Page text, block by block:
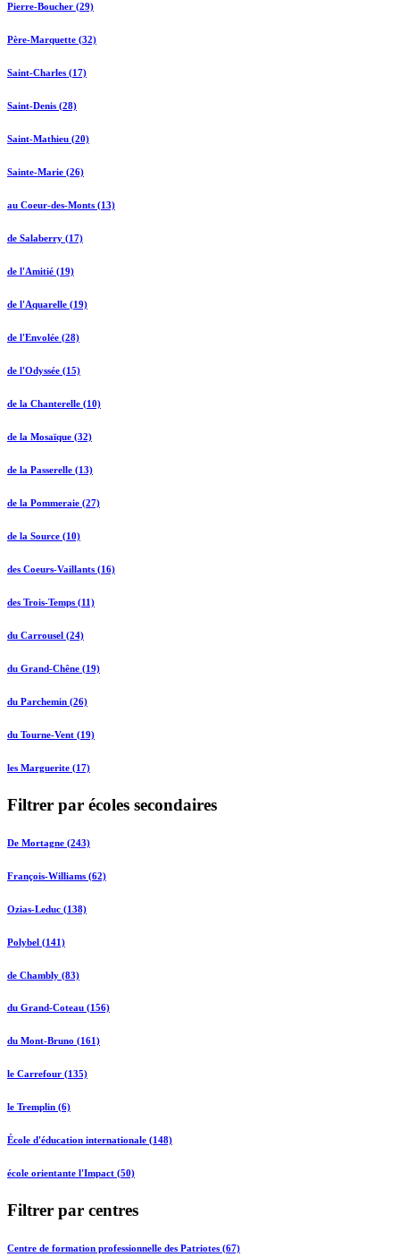
Pierre-Boucher (29)
Père-Marquette (32)
Saint-Charles (17)
Saint-Denis (28)
Saint-Mathieu (20)
Sainte-Marie (26)
au Coeur-des-Monts (13)
de Salaberry (17)
de l'Amitié (19)
de l'Aquarelle (19)
de l'Envolée (28)
de l'Odyssée (15)
de la Chanterelle (10)
de la Mosaïque (32)
de la Passerelle (13)
de la Pommeraie (27)
de la Source (10)
des Coeurs-Vaillants (16)
des Trois-Temps (11)
du Carrousel (24)
du Grand-Chêne (19)
du Parchemin (26)
du Tourne-Vent (19)
les Marguerite (17)
Filtrer par écoles secondaires
De Mortagne (243)
François-Williams (62)
Ozias-Leduc (138)
Polybel (141)
de Chambly (83)
du Grand-Coteau (156)
du Mont-Bruno (161)
le Carrefour (135)
le Tremplin (6)
École d'éducation internationale (148)
école orientante l'Impact (50)
Filtrer par centres
Centre de formation professionnelle des Patriotes (67)